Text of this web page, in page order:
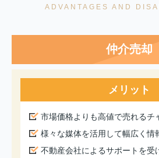
ADVANTAGES AND
仲介売却
メリット
市場価格よりも高値で売れるチ
様々な媒体を活用して幅広く情
不動産会社によるサポートを受